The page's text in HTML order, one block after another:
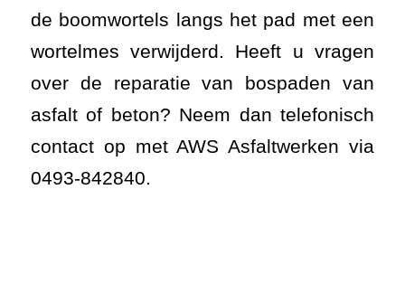
de boomwortels langs het pad met een
wortelmes verwijderd. Heeft u vragen
over de reparatie van bospaden van
asfalt of beton? Neem dan telefonisch
contact op met AWS Asfaltwerken via
0493-842840.